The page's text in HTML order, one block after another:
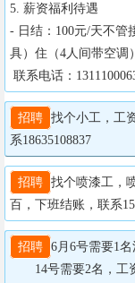
5. 薪资福利待遇
- 日结：100元/天不
具）住（4人间带空调）
联系电话：
招聘 找个小工，工
系18635108837
招聘 找个喷漆工，
百，下班结账，联系
招聘 6月6号需要1
14号需要2名，工